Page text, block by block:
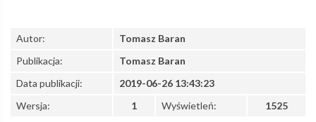
Aglomeracyjna
Autor: Tomasz Baran
Wersja: 1 Wyświetleń: 1525
Publikacja:
Tomasz Baran
Data publikacji:
2019-06-26 13:43:23